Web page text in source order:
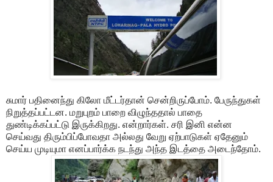
சுமார் பதினைந்து கிலோ மீட்டர்தான் சென்றிருப்போம். பேருந்துகள்
நிறுத்தப்பட்டன. மறுபுறம் பாறை விழுந்ததால் பாதை
துண்டிக்கப்பட்டு இருக்கிறது. என்றார்கள். சரி இனி என்ன
செய்வது திரும்பிப்போவதா அல்லது வேறு ஏற்பாடுகள் ஏதேனும்
செய்ய முடியுமா எனப்பார்க்க நடந்து அந்த இடத்தை அடைந்தோம்.